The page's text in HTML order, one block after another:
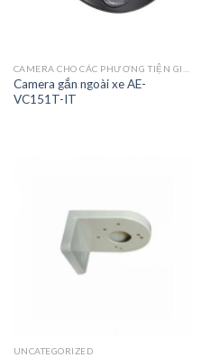
Camera gắn ngoài xe AE-
VC151T-IT
UNCATEGORIZED